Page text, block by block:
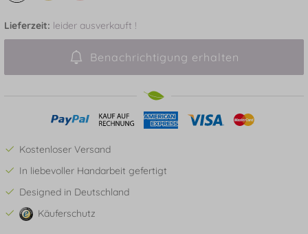
Lieferzeit: leider ausverkauft !
Benachrichtigung erhalten
Kostenloser Versand
In liebevoller Handarbeit gefertigt
Designed in Deutschland
Käuferschutz